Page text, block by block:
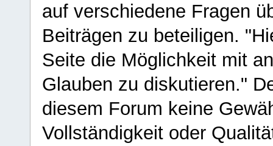
auf verschiedene Fragen
Beiträgen zu beteiligen.
Seite die Möglichkeit mit
Glauben zu diskutieren."
diesem Forum keine
Vollständigkeit oder